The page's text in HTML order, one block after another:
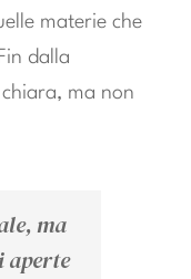
materie che
dalla
ma non
ma
aperte